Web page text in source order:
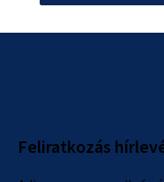
Feliratkozás